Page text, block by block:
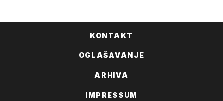
KONTAKT
OGLAŠAVANJE
ARHIVA
IMPRESSUM